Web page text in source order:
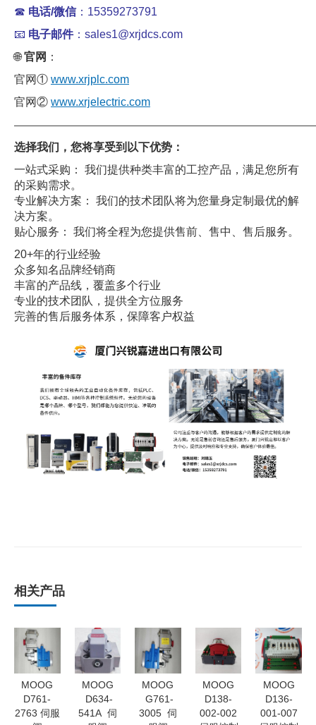
☎ 电话/微信：15359273791
📧 电子邮件：sales1@xrjdcs.com
🌐官网 ：
官网① www.xrjplc.com
官网② www.xrjelectric.com
选择我们，您将享受到以下优势：
一站式采购： 我们提供种类丰富的工控产品，满足您所有
的采购需求。
专业解决方案： 我们的技术团队将为您量身定制最优的解
决方案。
贴心服务： 我们将全程为您提供售前、售中、售后服务。
20+年的行业经验
众多知名品牌经销商
丰富的产品线，覆盖多个行业
专业的技术团队，提供全方位服务
完善的售后服务体系，保障客户权益
相关产品
MOOG
D761-
2763 伺服
MOOG
D634-
541A 伺
MOOG
G761-
3005 伺
MOOG
D138-
002-002
MOOG
D136-
001-007